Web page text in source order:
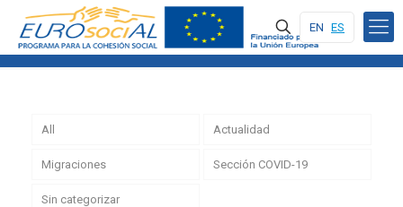
EN ES
All Actualidad
Migraciones Sección COVID-19
Sin categorizar